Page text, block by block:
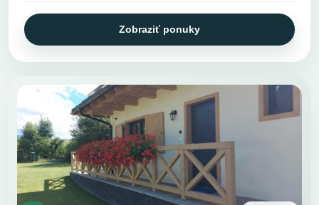
Zobraziť ponuky